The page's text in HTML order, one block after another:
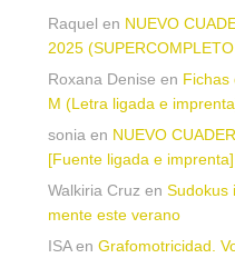
Raquel en NUEVO
2025
Roxana Denise en Fichas
M (Letra ligada e
sonia en NUEVO
[Fuente ligada e imprenta]
Walkiria Cruz en Sudokus
mente este verano
ISAen Grafomotricidad.